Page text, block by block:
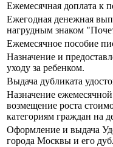
Ежемесячная доплата к
Ежегодная денежная
нагрудным знаком
Ежемесячное пособие
Назначение и
уходу за ребенком.
Выдача дубликата
Назначение
возмещение роста
категориям граждан на
Оформление и выдача
города Москвы и его